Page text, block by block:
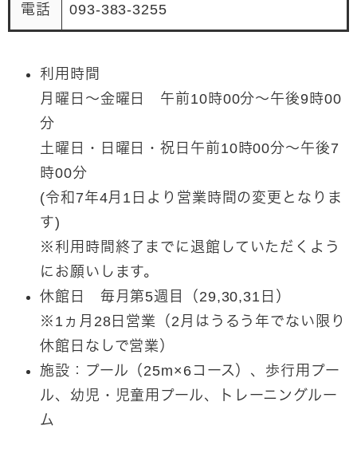
電話 093-383-3255
利用時間
月曜日～金曜日 午前10時00分～午後9時00
分
土曜日・日曜日・祝日午前10時00分～午後7
時00分
(令和7年4月1日より営業時間の変更となりま
す)
※利用時間終了までに退館していただくよう
にお願いします。
休館日 毎月第5週目（29,30,31日）​
※1ヵ月28日営業（2月はうるう年でない限り
休館日なしで営業）
施設：プール（25m×6コース）、歩行用プー
ル、幼児・児童用プール、トレーニングルー
ム